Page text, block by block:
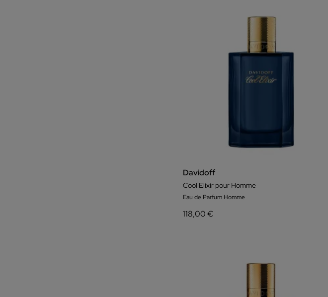
Davidoff
Cool Elixir pour Homme
Eau de Parfum Homme
118,00 €